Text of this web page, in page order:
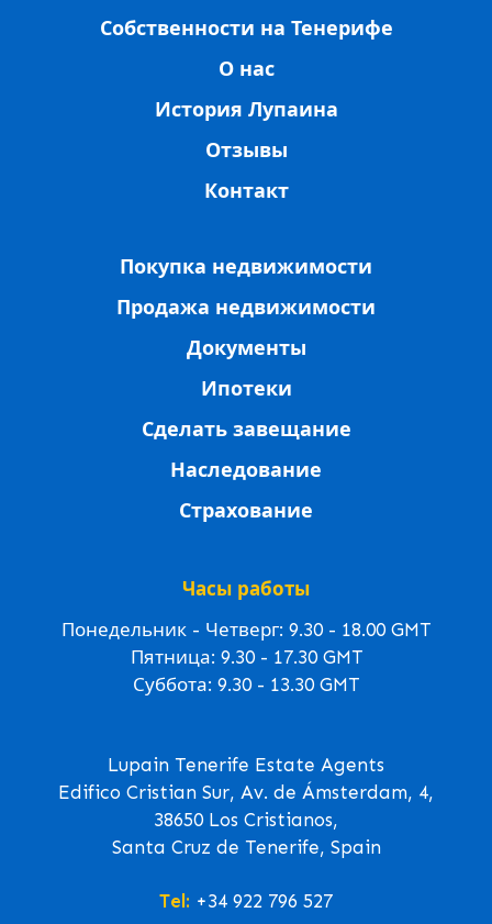
Собственности на Тенерифе
О нас
История Лупаина
Отзывы
Контакт
Покупка недвижимости
Продажа недвижимости
Документы
Ипотеки
Сделать завещание
Наследование
Страхование
Часы работы
Понедельник - Четверг: 9.30 - 18.00 GMT
Пятница: 9.30 - 17.30 GMT
Суббота: 9.30 - 13.30 GMT
Lupain Tenerife Estate Agents
Edifico Cristian Sur, Av. de Ámsterdam, 4,
38650 Los Cristianos,
Santa Cruz de Tenerife, Spain
Tel: +34 922 796 527